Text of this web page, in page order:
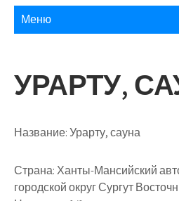
Меню
УРАРТУ,
Название:Урарту, сауна
Страна:Ханты-Мансийский
городской округ Сургут